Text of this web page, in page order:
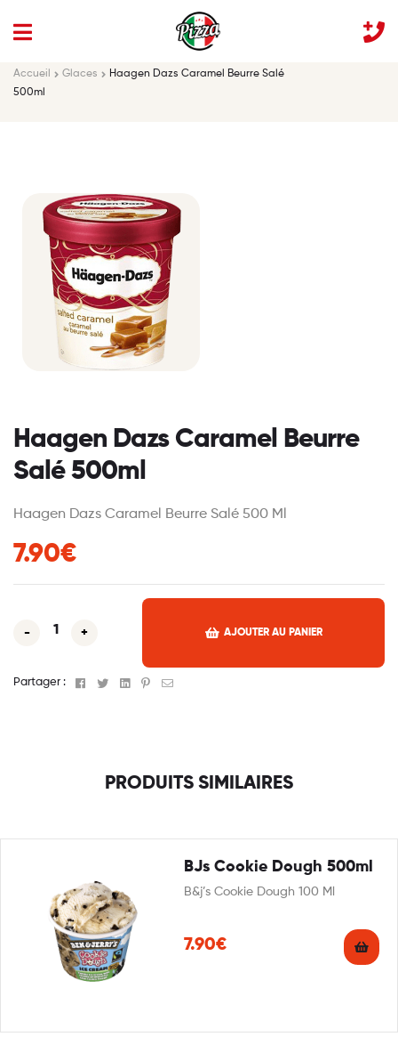
Accueil Glaces
Haagen Dazs Caramel Beurre Salé
500ml
Haagen Dazs Caramel Beurre
Salé 500ml
Haagen Dazs Caramel Beurre Salé 500 Ml
7.90€
- + AJOUTER AU PANIER
Partager : Facebook
TwitterLinkedinPinterest
Email
PRODUITS SIMILAIRES
BJs Cookie Dough 500ml
B&j’s Cookie Dough 100 Ml
7.90€